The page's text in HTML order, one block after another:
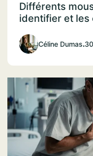
Différents
identifier et les
Céline Dumas.